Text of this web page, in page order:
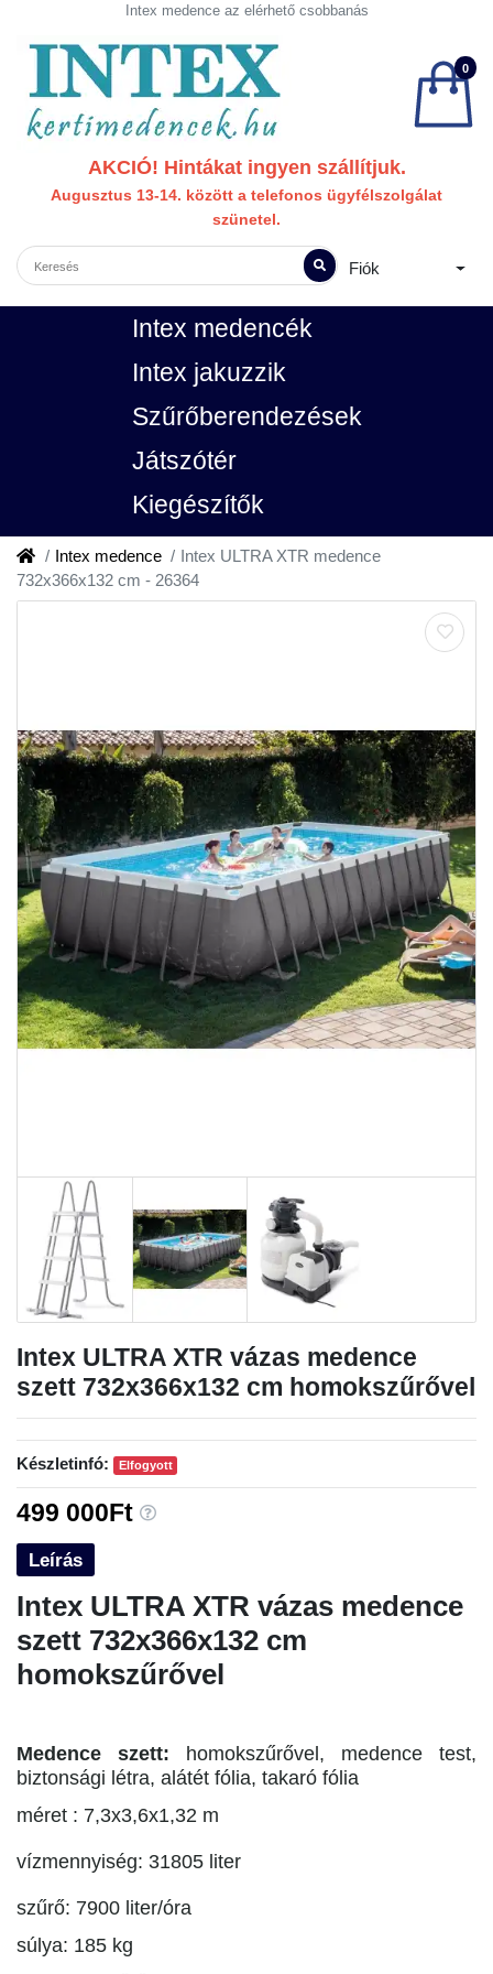
Intex medence az elérhető csobbanás
0
AKCIÓ! Hintákat ingyen szállítjuk.
Augusztus 13-14. között a telefonos ügyfélszolgálat
szünetel.
Fiók
Intex medencék
Intex jakuzzik
Szűrőberendezések
Játszótér
Kiegészítők
Intex medence
Intex ULTRA XTR medence
732x366x132 cm - 26364
Intex ULTRA XTR vázas medence
szett 732x366x132 cm homokszűrővel
Leírás
Intex ULTRA XTR vázas medence
szett 732x366x132 cm
homokszűrővel
Medence szett: homokszűrővel, medence test,
biztonsági létra, alátét fólia, takaró fólia
méret : 7,3x3,6x1,32 m
vízmennyiség: 31805 liter
szűrő: 7900 liter/óra
súlya: 185 kg
Készletinfó: Elfogyott
499 000Ft